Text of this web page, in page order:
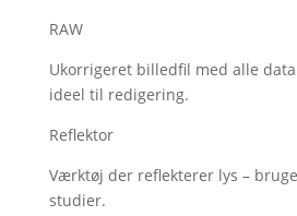
RAW
Ukorrigeret billedfil med alle
ideel til redigering.
Reflektor
Værktøj der reflekterer lys –
studier.